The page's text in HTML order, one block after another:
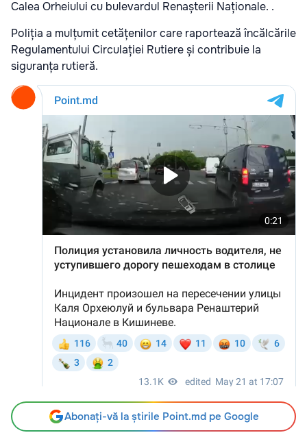
Calea Orheiului cu bulevardul Renașterii Naționale. .
Poliția a mulțumit cetățenilor care raportează încălcările
Regulamentului Circulației Rutiere și contribuie la
siguranța rutieră.
Abonați-vă la știrile Point.md pe Google